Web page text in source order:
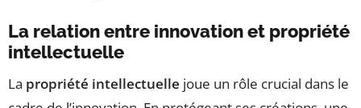
La relation entre innovation et propriété
intellectuelle
La propriété intellectuelle joue un rôle crucial dans le